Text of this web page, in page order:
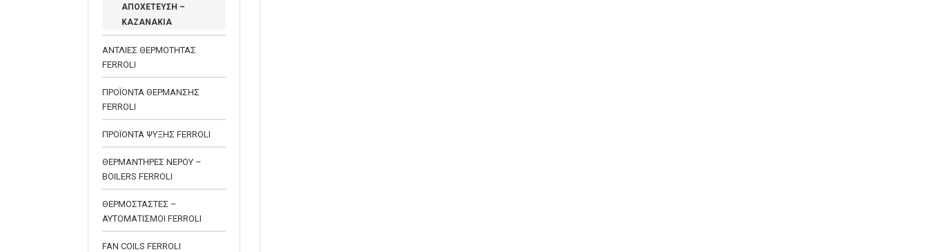
ΑΠΟΧΕΤΕΥΣΗ –
ΚΑΖΑΝΑΚΙΑ
ΑΝΤΛΙΕΣ ΘΕΡΜΟΤΗΤΑΣ
FERROLI
ΠΡΟΪΟΝΤΑ ΘΕΡΜΑΝΣΗΣ
FERROLI
ΠΡΟΪΟΝΤΑ ΨΥΞΗΣ FERROLI
ΘΕΡΜΑΝΤΗΡΕΣ ΝΕΡΟΥ –
BOILERS FERROLI
ΘΕΡΜΟΣΤΑΣΤΕΣ –
ΑΥΤΟΜΑΤΙΣΜΟΙ FERROLI
FAN COILS FERROLI